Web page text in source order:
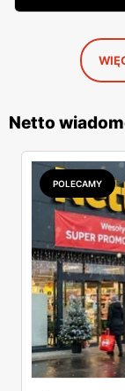
Netto
POLECAMY